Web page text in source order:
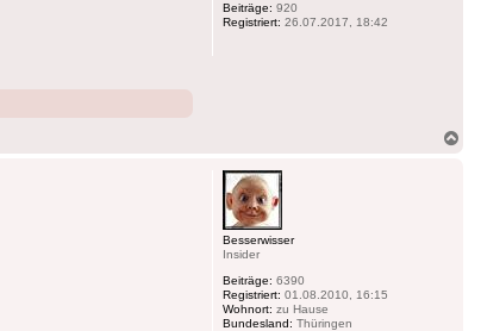
Beiträge: 920
Registriert: 26.07.2017, 18:42
Besserwisser
Insider
Beiträge: 6390
Registriert: 01.08.2010, 16:15
Wohnort: zu Hause
Bundesland: Thüringen